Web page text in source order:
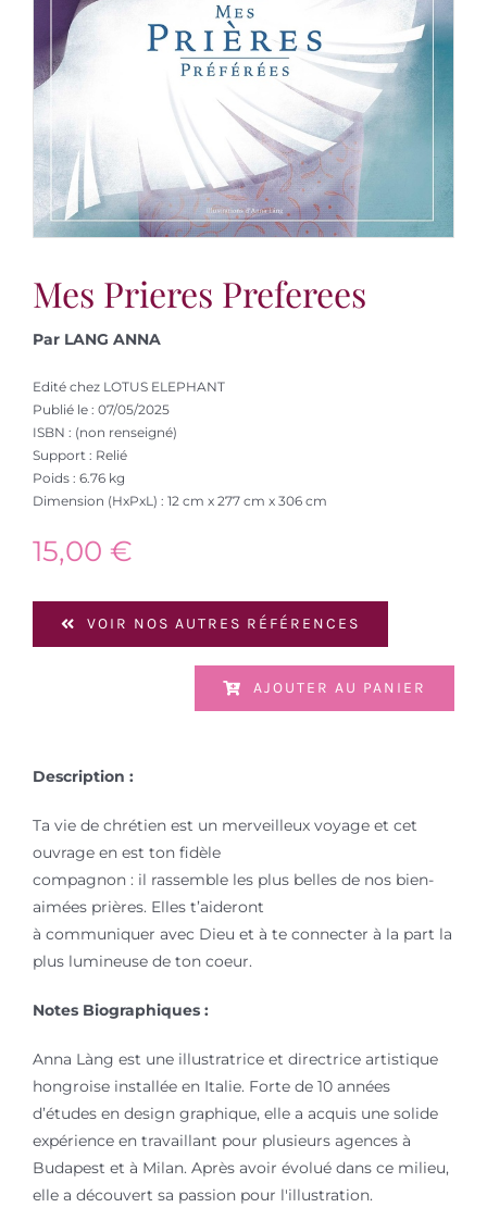
Mes Prieres Preferees
Par LANG ANNA
Edité chez LOTUS ELEPHANT
Publié le : 07/05/2025
ISBN : (non renseigné)
Support : Relié
Poids : 6.76 kg
Dimension (HxPxL) : 12 cm x 277 cm x 306 cm
15,00 €
VOIR NOS AUTRES RÉFÉRENCES
AJOUTER AU PANIER
Description :
Ta vie de chrétien est un merveilleux voyage et cet
ouvrage en est ton fidèle
compagnon : il rassemble les plus belles de nos bien-
aimées prières. Elles t’aideront
à communiquer avec Dieu et à te connecter à la part la
plus lumineuse de ton coeur.
Notes Biographiques :
Anna Làng est une illustratrice et directrice artistique
hongroise installée en Italie. Forte de 10 années
d’études en design graphique, elle a acquis une solide
expérience en travaillant pour plusieurs agences à
Budapest et à Milan. Après avoir évolué dans ce milieu,
elle a découvert sa passion pour l'illustration.